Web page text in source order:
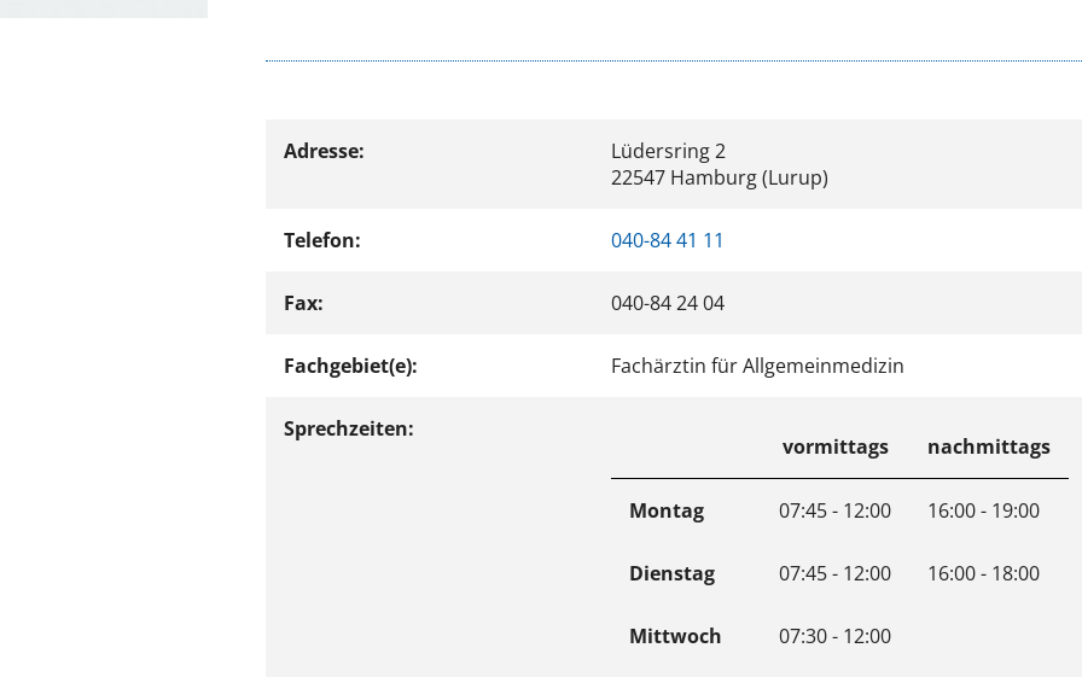
Adresse:
Lüdersring 2
22547 Hamburg (Lurup)
Telefon: 040-84 41 11
Fax: 040-84 24 04
Fachgebiet(e): Fachärztin für Allgemeinmedizin
Sprechzeiten:
vormittags nachmittags
Montag 07:45 - 12:00 16:00 - 19:00
Dienstag 07:45 - 12:00 16:00 - 18:00
Mittwoch 07:30 - 12:00